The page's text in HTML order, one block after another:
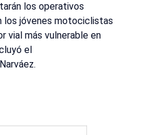
los operativos
los jóvenes motociclistas
vial más vulnerable en
el